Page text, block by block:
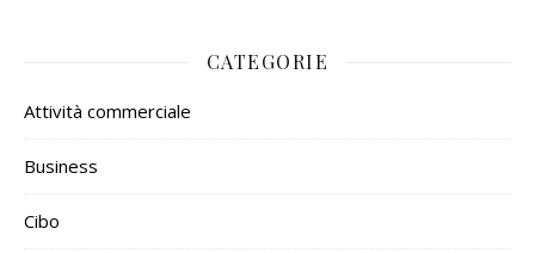
CATEGORIE
Attività commerciale
Business
Cibo